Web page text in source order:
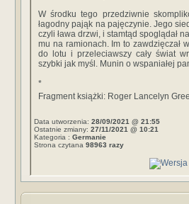
W środku tego przedziwnie
łagodny pająk na pajęczynie. Jego
czyli ława drzwi, i stamtąd spoglądał
mu na ramionach. Im to zawdzięczał
do lotu i przeleciawszy cały świat
szybki jak myśl. Munin o wspaniałej
*
Fragment książki: Roger Lancelyn
Data utworzenia: 28/09/2021 @ 21:55
Ostatnie zmiany: 27/11/2021 @ 10:21
Kategoria : Germanie
Strona czytana 98963 razy